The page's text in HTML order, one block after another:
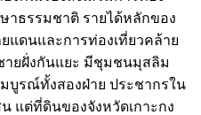
าธรรมชาติ รายได้หลักของ
แดนและการท่องเที่ยวคล้าย
ยฝั่งกันแยะ มีชุมชนมุสลิม
บูรณ์ทั้งสองฝ่าย ประชากรใน
แต่ที่ดินของจังหวัดเกาะกง